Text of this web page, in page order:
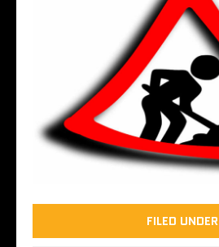
FILED UNDER